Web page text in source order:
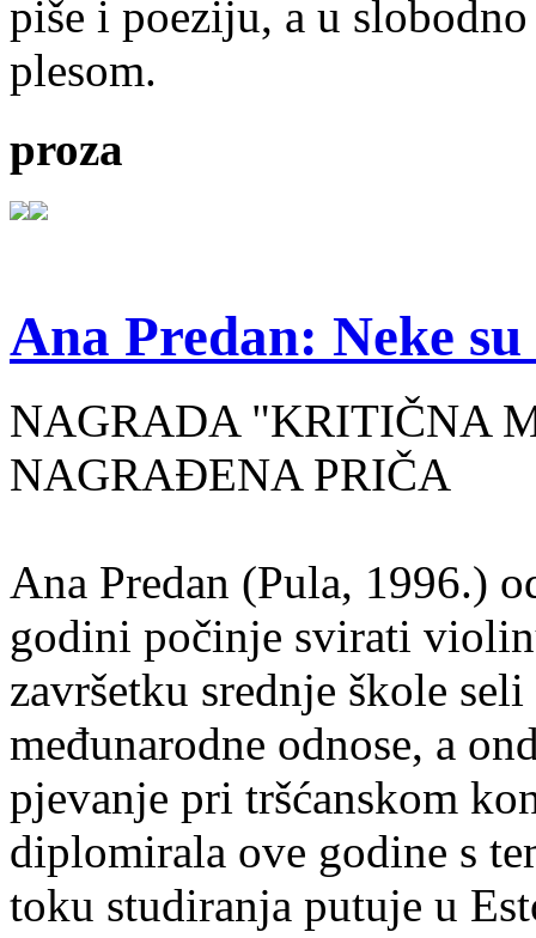
piše i poeziju, a u
plesom.
proza
Ana Predan: Neke
NAGRADA "KRITIČNA
NAGRAĐENA PRIČA
Ana Predan (Pula, 1996.)
godini počinje svirati
završetku srednje škole
međunarodne odnose, a
pjevanje pri tršćanskom
diplomirala ove godine s
toku studiranja putuje u